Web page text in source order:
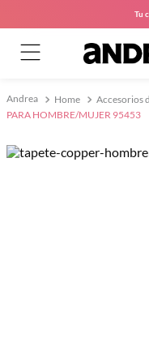
Tu
Home Accesorios
PARA HOMBRE/MUJER 95453